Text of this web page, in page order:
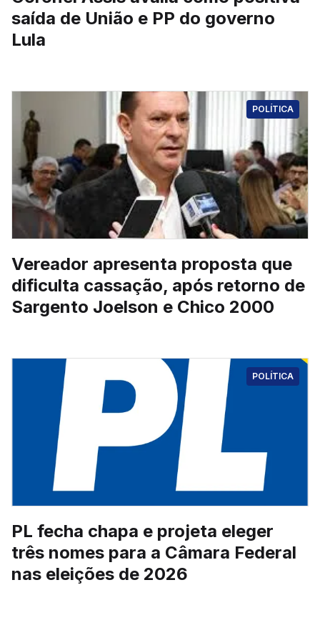
saída de União e PP do governo
Lula
POLÍTICA
Vereador apresenta proposta que
dificulta cassação, após retorno de
Sargento Joelson e Chico 2000
POLÍTICA
PL fecha chapa e projeta eleger
três nomes para a Câmara Federal
nas eleições de 2026